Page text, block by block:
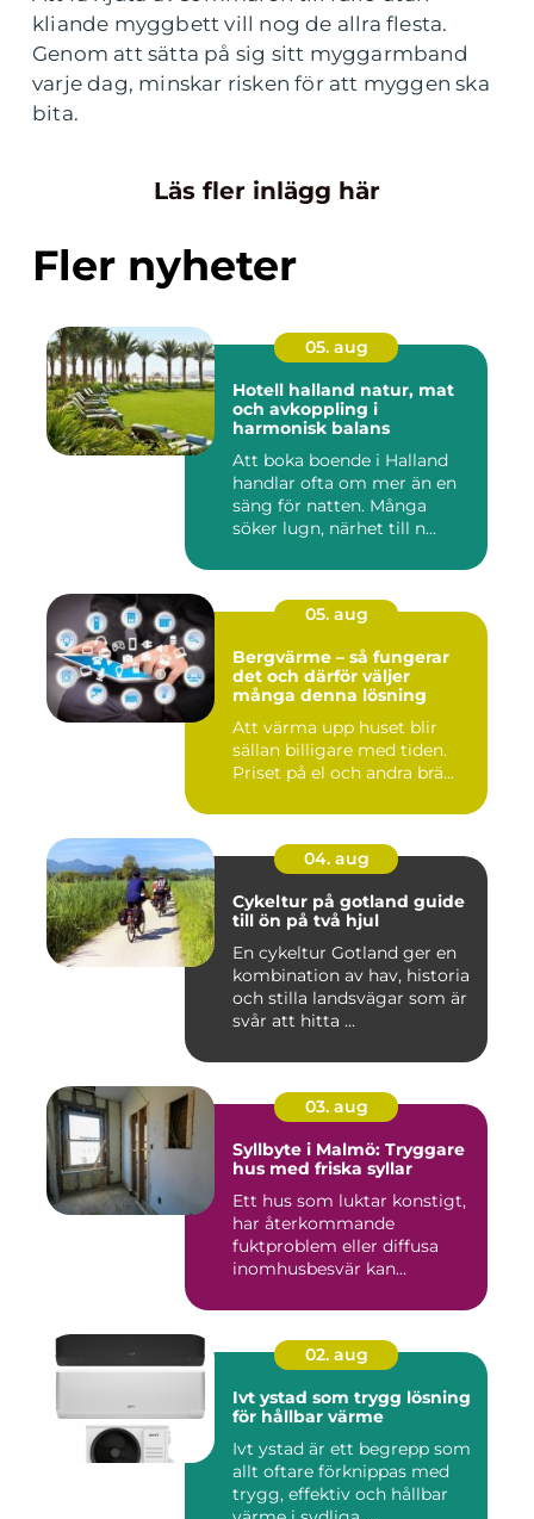
kliande myggbett vill nog de allra flesta.
Genom att sätta på sig sitt myggarmband
varje dag, minskar risken för att myggen ska
bita.
Läs fler inlägg här
Fler nyheter
05. aug
Hotell halland natur, mat
och avkoppling i
harmonisk balans
Att boka boende i Halland
handlar ofta om mer än en
säng för natten. Många
söker lugn, närhet till n...
05. aug
Bergvärme – så fungerar
det och därför väljer
många denna lösning
Att värma upp huset blir
sällan billigare med tiden.
Priset på el och andra brä...
04. aug
Cykeltur på gotland guide
till ön på två hjul
En cykeltur Gotland ger en
kombination av hav, historia
och stilla landsvägar som är
svår att hitta ...
03. aug
Syllbyte i Malmö: Tryggare
hus med friska syllar
Ett hus som luktar konstigt,
har återkommande
fuktproblem eller diffusa
inomhusbesvär kan...
02. aug
Ivt ystad som trygg lösning
för hållbar värme
Ivt ystad är ett begrepp som
allt oftare förknippas med
trygg, effektiv och hållbar